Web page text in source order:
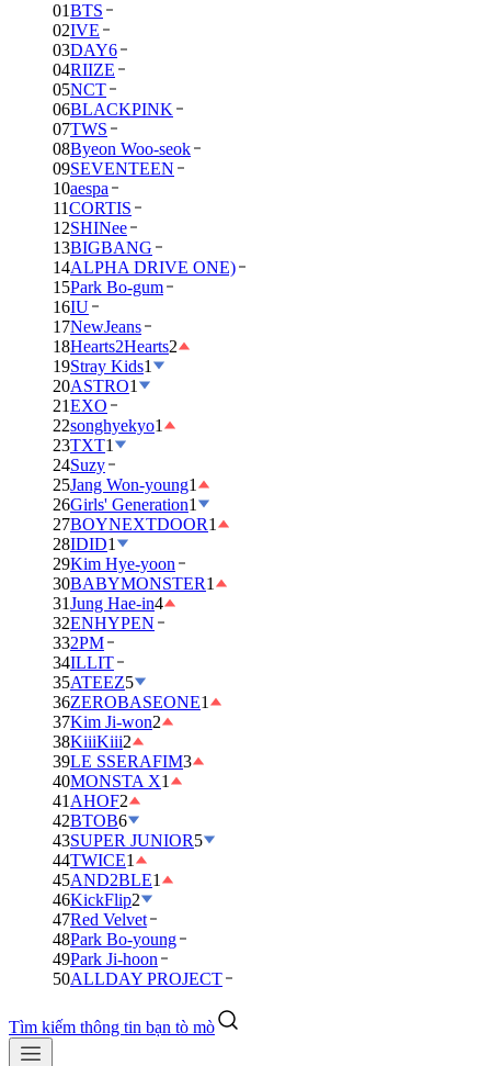
01BTS
02IVE
03DAY6
04RIIZE
05NCT
06BLACKPINK
07TWS
08Byeon Woo-seok
09SEVENTEEN
10aespa
11CORTIS
12SHINee
13BIGBANG
14ALPHA DRIVE ONE)
15Park Bo-gum
16IU
17NewJeans
18Hearts2Hearts2
19Stray Kids1
20ASTRO1
21EXO
22songhyekyo1
23TXT1
24Suzy
25Jang Won-young1
26Girls' Generation1
27BOYNEXTDOOR1
28IDID1
29Kim Hye-yoon
30BABYMONSTER1
31Jung Hae-in4
32ENHYPEN
332PM
34ILLIT
35ATEEZ5
36ZEROBASEONE1
37Kim Ji-won2
38KiiiKiii2
39LE SSERAFIM3
40MONSTA X1
41 AHOF2
42BTOB6
43SUPER JUNIOR5
44TWICE1
45AND2BLE1
46KickFlip2
47Red Velvet
48Park Bo-young
49Park Ji-hoon
50ALLDAY PROJECT
Tìm kiếm thông tin bạn tò mò